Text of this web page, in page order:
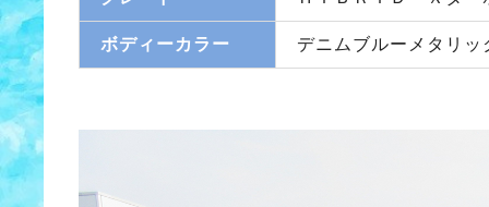
ボディーカラー デニムブルーメタリ